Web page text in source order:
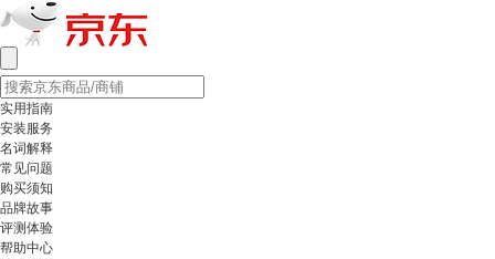
实用指南
安装服务
名词解释
常见问题
购买须知
品牌故事
评测体验
帮助中心